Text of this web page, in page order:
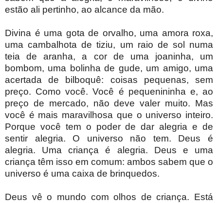
estão ali pertinho, ao alcance da mão.
Divina é uma gota de orvalho, uma amora roxa,
uma cambalhota de tiziu, um raio de sol numa
teia de aranha, a cor de uma joaninha, um
bombom, uma bolinha de gude, um amigo, uma
acertada de bilboquê: coisas pequenas, sem
preço. Como você. Você é pequenininha e, ao
preço de mercado, não deve valer muito. Mas
você é mais maravilhosa que o universo inteiro.
Porque você tem o poder de dar alegria e de
sentir alegria. O universo não tem. Deus é
alegria. Uma criança é alegria. Deus e uma
criança têm isso em comum: ambos sabem que o
universo é uma caixa de brinquedos.
Deus vê o mundo com olhos de criança. Está